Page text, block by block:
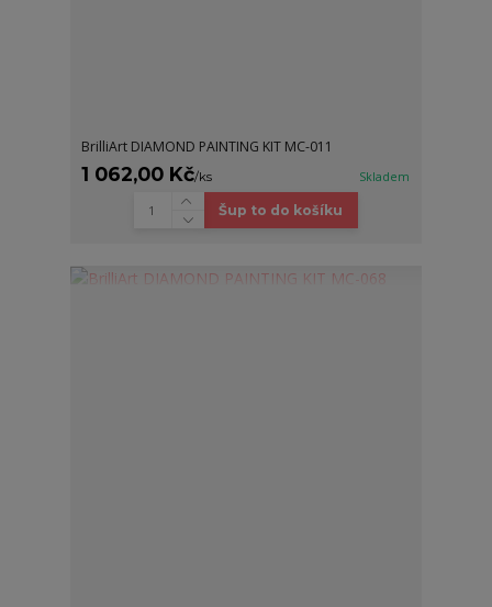
BrilliArt DIAMOND PAINTING KIT MC-011
1 062,00 Kč/ks Skladem
Šup to do košíku